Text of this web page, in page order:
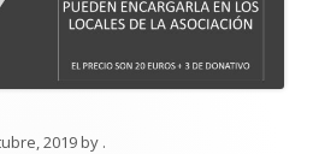
2019by .